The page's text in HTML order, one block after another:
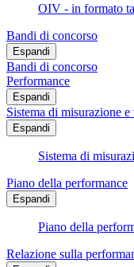
OIV - in formato
Bandi di concorso
Espandi
Bandi di concorso
Performance
Espandi
Sistema di misurazione
Espandi
Sistema di
Piano della performance
Espandi
Piano della
Relazione sulla